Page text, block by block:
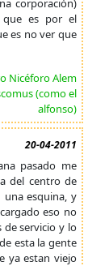
corporación)
es por el
es no ver que
Nicéforo Alem
(como el
alfonso)
20-04-2011
pasado me
del centro de
una esquina, y
eso no
servicio y lo
esta la gente
ya estan viejo